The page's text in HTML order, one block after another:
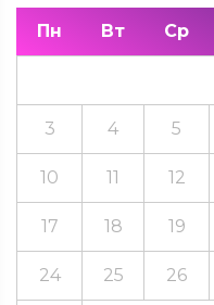
Пн Вт Ср
3 4 5
10 11 12
17 18 19
24 25 26